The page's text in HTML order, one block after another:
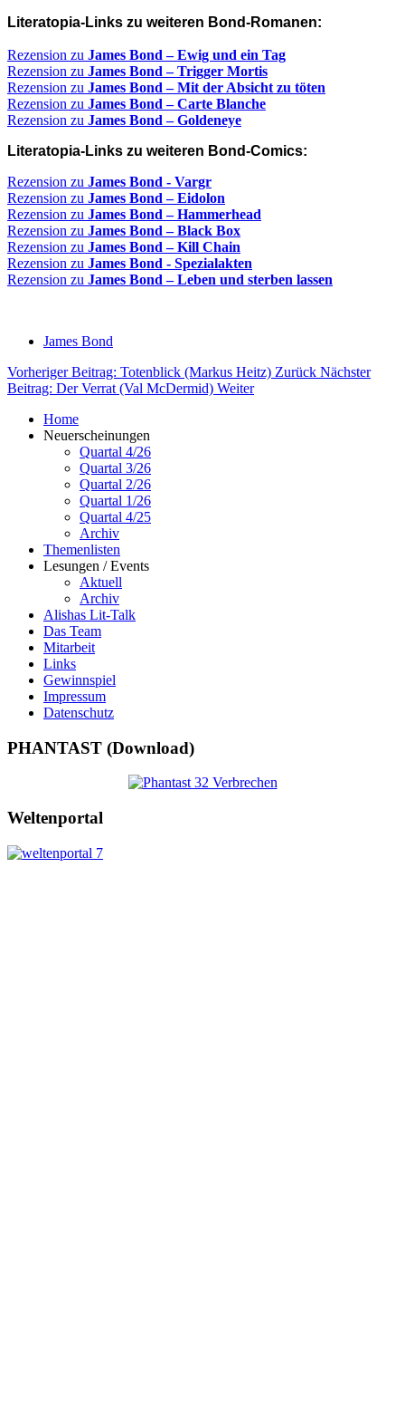
Literatopia-Links zu weiteren Bond-Romanen:
Rezension zu James Bond – Ewig und ein Tag
Rezension zu James Bond – Trigger Mortis
Rezension zu James Bond – Mit der Absicht zu töten
Rezension zu James Bond – Carte Blanche
Rezension zu James Bond – Goldeneye
Literatopia-Links zu weiteren Bond-Comics:
Rezension zu James Bond - Vargr
Rezension zu James Bond – Eidolon
Rezension zu James Bond – Hammerhead
Rezension zu James Bond – Black Box
Rezension zu James Bond – Kill Chain
Rezension zu James Bond - Spezialakten
Rezension zu James Bond – Leben und sterben lassen
James Bond
Vorheriger Beitrag: Totenblick (Markus Heitz) Zurück Nächster
Beitrag: Der Verrat (Val McDermid) Weiter
Home
Neuerscheinungen
Quartal 4/26
Quartal 3/26
Quartal 2/26
Quartal 1/26
Quartal 4/25
Archiv
Themenlisten
Lesungen / Events
Aktuell
Archiv
Alishas Lit-Talk
Das Team
Mitarbeit
Links
Gewinnspiel
Impressum
Datenschutz
PHANTAST (Download)
Weltenportal